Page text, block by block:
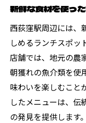
新鮮な食材を使っ
西荻窪駅周辺には、
しめるランチスポッ
店舗では、地元の農
朝獲れの魚介類を使
味わいを楽しむこと
したメニューは、伝
の発見を提供します